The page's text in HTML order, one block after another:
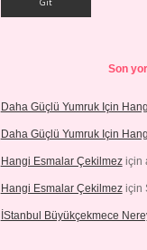
Son
Daha Güçlü Yumruk Için
Daha Güçlü Yumruk Için
Hangi Esmalar Çekilmeziçin
Hangi Esmalar Çekilmeziçin
İStanbul Büyükçekmece